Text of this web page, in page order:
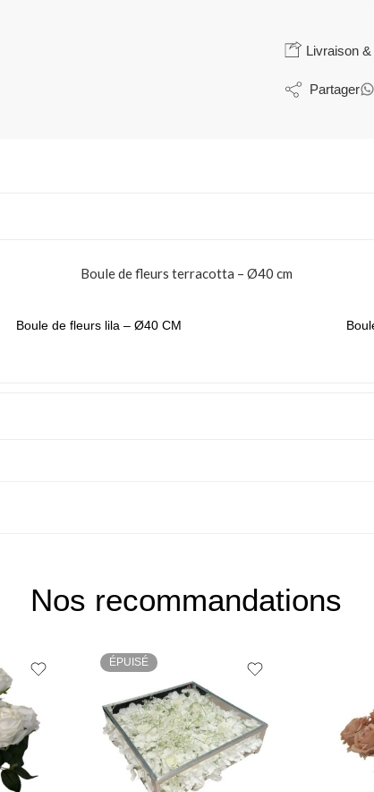
Livraison
Partager
Boule de fleurs terracotta – Ø40 cm
Boule de fleurs lila – Ø40 CM
Nos recommandations
ÉPUISÉ